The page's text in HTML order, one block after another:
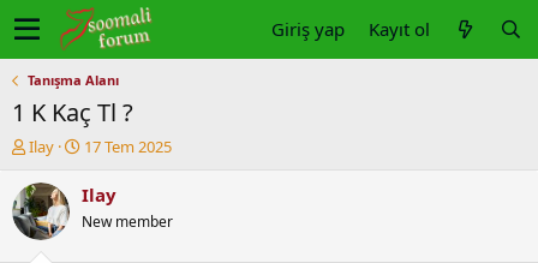
Giriş yap Kayıt ol
Tanışma Alanı
1 K Kaç Tl ?
K
n
u
y
Ilay
B
ş
a
17 Tem 2025
Ilay
New member